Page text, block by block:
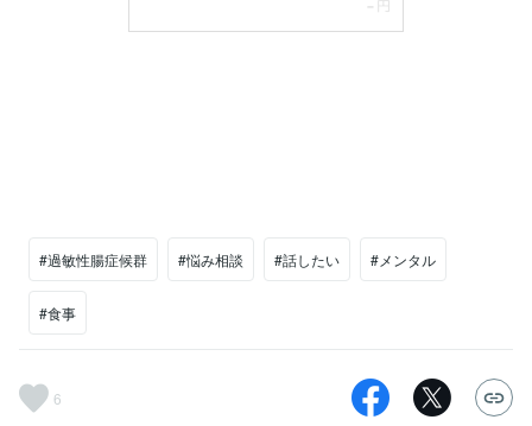
#過敏性腸症候群 #悩み相談 #話したい #メンタル
#食事
6